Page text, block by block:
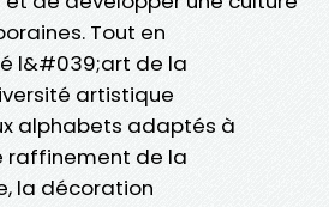
Tout en
l&#039;art de la
artistique
alphabets adaptés à
raffinement de la
la décoration